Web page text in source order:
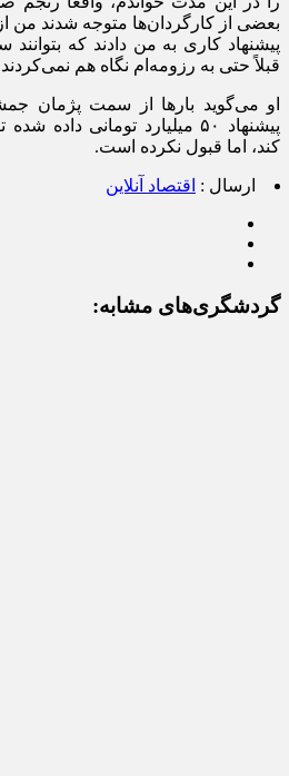
بعضی از کارگردان‌ها متوجه شدند من
پیشنهاد کاری به من دادند که
قبلاً حتی به رزومه‌ام نگاه هم
او می‌گوید بار‌ها از سمت پژمان
پیشنهاد ۵۰ میلیارد تومانی
کند، اما قبول نکرده است.
ارسال : اقتصاد آنلاین
گردشگری‌های مشابه: